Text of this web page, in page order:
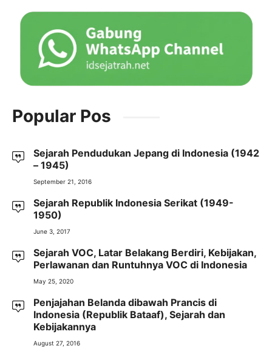
Popular Pos
Sejarah Pendudukan Jepang di Indonesia (1942
– 1945)
September 21, 2016
Sejarah Republik Indonesia Serikat (1949-
1950)
June 3, 2017
Sejarah VOC, Latar Belakang Berdiri, Kebijakan,
Perlawanan dan Runtuhnya VOC di Indonesia
May 25, 2020
Penjajahan Belanda dibawah Prancis di
Indonesia (Republik Bataaf), Sejarah dan
Kebijakannya
August 27, 2016